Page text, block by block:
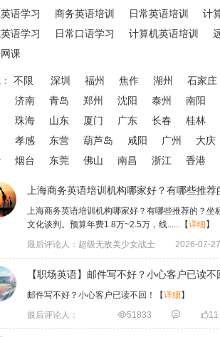
语学习
商务英语培训 日常英语培训 计
语学习
日常口语学习 计算机英语培训
课
不限 深圳 福州 焦作 湖州 石家庄
济南 青岛 郑州 沈阳 泰州 南阳
珠海 山东 厦门 广东 长春 桂林
孝感 东营 葫芦岛 咸阳 广州 大庆
烟台 东莞 佛山 南昌 浙江 香港
上海商务英语培训机构哪家好？有哪些推荐
上海商务英语培训机构哪家好？有哪些推荐的？
文化谈判。预算年费1.8万~2.5万，线...... 【详细 】
最后评论人：超级无敌美少女战士
2026-07-
【职场英语】邮件写不好？小心客户已读不
邮件写不好？小心客户已读不回！ 【详细 】
最后评论人：
51833  11